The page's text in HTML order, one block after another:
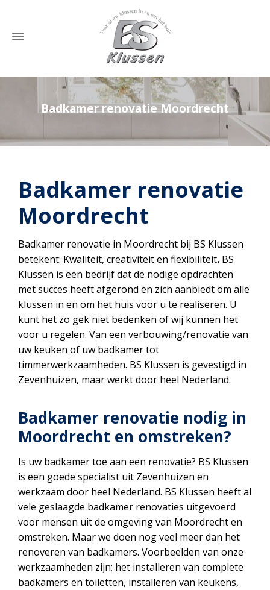
Badkamer renovatie Moordrecht
Badkamer renovatie
Moordrecht
Badkamer renovatie in Moordrecht bij BS Klussen
betekent: Kwaliteit, creativiteit en flexibiliteit. BS
Klussen is een bedrijf dat de nodige opdrachten
met succes heeft afgerond en zich aanbiedt om alle
klussen in en om het huis voor u te realiseren. U
kunt het zo gek niet bedenken of wij kunnen het
voor u regelen. Van een verbouwing/renovatie van
uw keuken of uw badkamer tot
timmerwerkzaamheden. BS Klussen is gevestigd in
Zevenhuizen, maar werkt door heel Nederland.
Badkamer renovatie nodig in
Moordrecht en omstreken?
Is uw badkamer toe aan een renovatie? BS Klussen
is een goede specialist uit Zevenhuizen en
werkzaam door heel Nederland. BS Klussen heeft al
vele geslaagde badkamer renovaties uitgevoerd
voor mensen uit de omgeving van Moordrecht en
omstreken. Maar we doen nog veel meer dan het
renoveren van badkamers. Voorbeelden van onze
werkzaamheden zijn; het installeren van complete
badkamers en toiletten, installeren van keukens,